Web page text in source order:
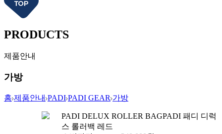
PRODUCTS
제품안내
가방
홈 제품안내 PADI PADI GEAR 가방
PADI DELUX ROLLER BAGPADI 패디 디럭
스 롤러백 레드